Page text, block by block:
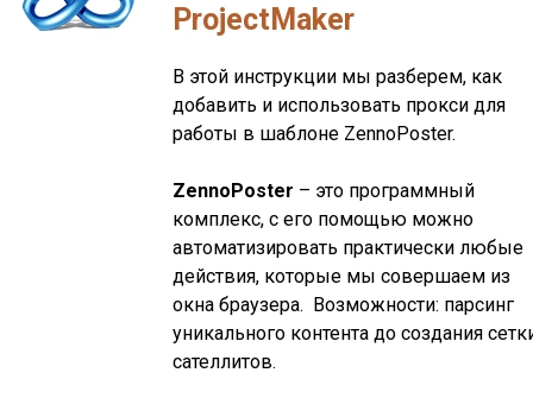
ProjectMaker
В этой инструкции мы разберем, как
добавить и использовать прокси для
работы в шаблоне ZennoPoster.
ZennoPoster – это программный
комплекс, с его помощью можно
автоматизировать практически любые
действия, которые мы совершаем из
окна браузера. Возможности: парсинг
уникального контента до создания
сателлитов.